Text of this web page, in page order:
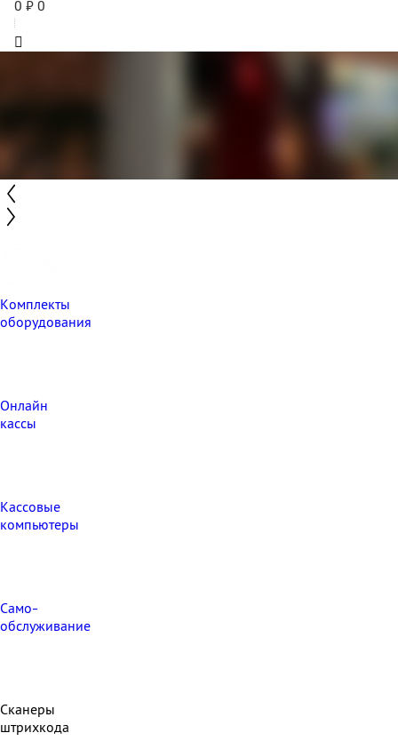
0 ₽ 0
Комплекты
оборудования
Онлайн
кассы
Кассовые
компьютеры
Само-
обслуживание
Сканеры
штрихкода